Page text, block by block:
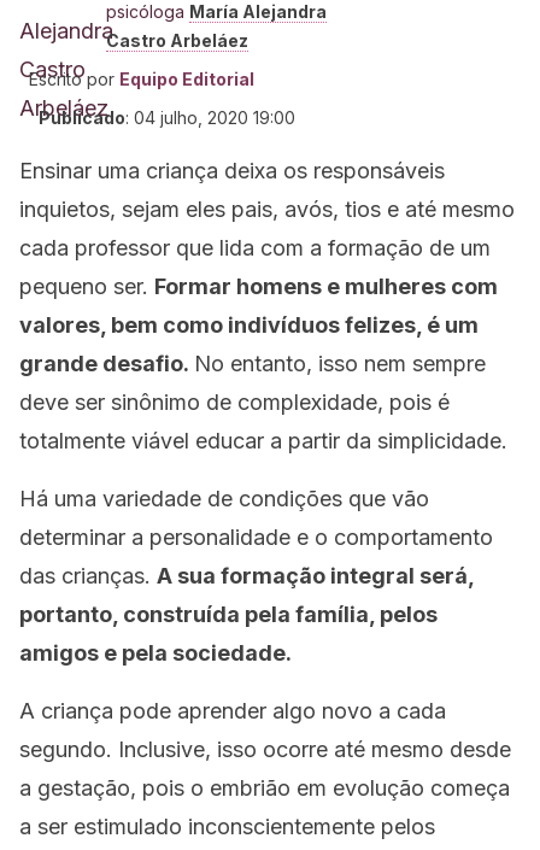
psicóloga María Alejandra
Castro Arbeláez
Escrito por Equipo Editorial
Publicado: 04 julho, 2020 19:00
Ensinar uma criança deixa os responsáveis
inquietos, sejam eles pais, avós, tios e até mesmo
cada professor que lida com a formação de um
pequeno ser. Formar homens e mulheres com
valores, bem como indivíduos felizes, é um
grande desafio. No entanto, isso nem sempre
deve ser sinônimo de complexidade, pois é
totalmente viável educar a partir da simplicidade.
Há uma variedade de condições que vão
determinar a personalidade e o comportamento
das crianças. A sua formação integral será,
portanto, construída pela família, pelos
amigos e pela sociedade.
A criança pode aprender algo novo a cada
segundo. Inclusive, isso ocorre até mesmo desde
a gestação, pois o embrião em evolução começa
a ser estimulado inconscientemente pelos